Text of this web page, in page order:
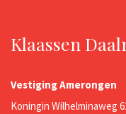
Klaassen
Vestiging Amerongen
Koningin Wilhelminaweg